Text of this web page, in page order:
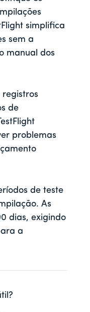
simplifica
sem a
manual dos
registros
de
problemas
de teste
As
dias, exigindo
a